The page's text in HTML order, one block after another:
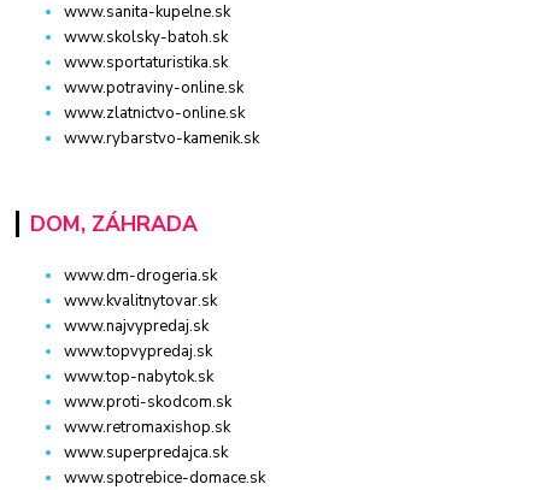
www.sanita-kupelne.sk
www.skolsky-batoh.sk
www.sportaturistika.sk
www.potraviny-online.sk
www.zlatnictvo-online.sk
www.rybarstvo-kamenik.sk
DOM, ZÁHRADA
www.dm-drogeria.sk
www.kvalitnytovar.sk
www.najvypredaj.sk
www.topvypredaj.sk
www.top-nabytok.sk
www.proti-skodcom.sk
www.retromaxishop.sk
www.superpredajca.sk
www.spotrebice-domace.sk